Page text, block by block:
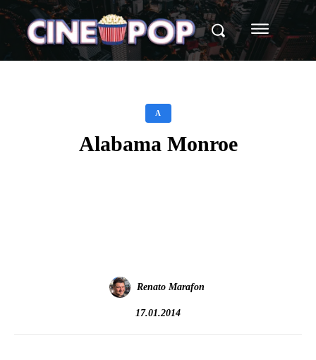
A
Alabama Monroe
Renato Marafon
17.01.2014